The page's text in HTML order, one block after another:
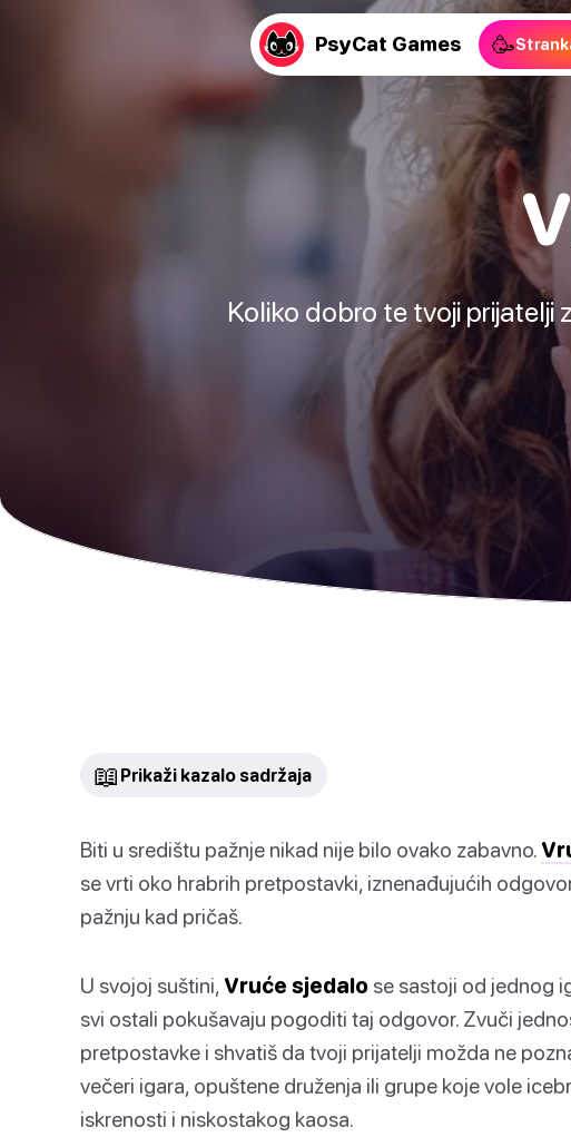
PsyCat Games 🥳
Koliko dobro te tvoji prijatelji
📖 Prikaži kazalo sadržaja
Biti u središtu pažnje nikad nije bilo ovako zabavno.
se vrti oko hrabrih pretpostavki, iznenađujućih
pažnju kad pričaš.
U svojoj suštini, Vruće sjedalo se sastoji od jednog
svi ostali pokušavaju pogoditi taj odgovor. Zvuči
pretpostavke i shvatiš da tvoji prijatelji možda ne
večeri igara, opuštene druženja ili grupe koje vole
iskrenosti i niskostakog kaosa.